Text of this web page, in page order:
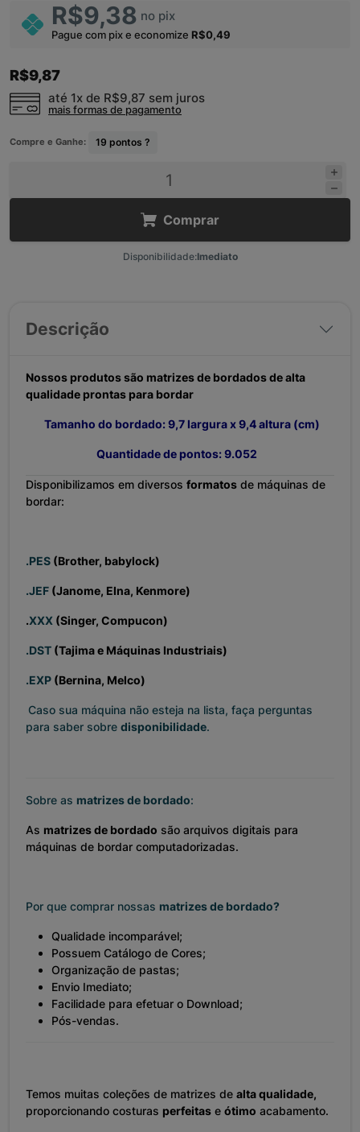
R$9,38 no pix
Pague com pix e economize R$0,49
R$9,87
até 1x de R$9,87 sem juros
mais formas de pagamento
Compre e Ganhe: 19 pontos ?
Comprar
Disponibilidade:Imediato
Descrição
Nossos produtos são matrizes de bordados de alta
qualidade prontas para bordar
Tamanho do bordado: 9,7 largura x 9,4 altura (cm)
Quantidade de pontos: 9.052
Disponibilizamos em diversos formatos de máquinas de
bordar:
.PES (Brother, babylock)
.JEF (Janome, Elna, Kenmore)
.XXX (Singer, Compucon)
.DST (Tajima e Máquinas Industriais)
.EXP (Bernina, Melco)
Caso sua máquina não esteja na lista, faça perguntas
para saber sobre disponibilidade.
Sobre as matrizes de bordado:
As matrizes de bordado são arquivos digitais para
máquinas de bordar computadorizadas.
Por que comprar nossas matrizes de bordado?
Qualidade incomparável;
Possuem Catálogo de Cores;
Organização de pastas;
Envio Imediato;
Facilidade para efetuar o Download;
Pós-vendas.
Temos muitas coleções de matrizes de alta qualidade,
proporcionando costuras perfeitas e ótimo acabamento.